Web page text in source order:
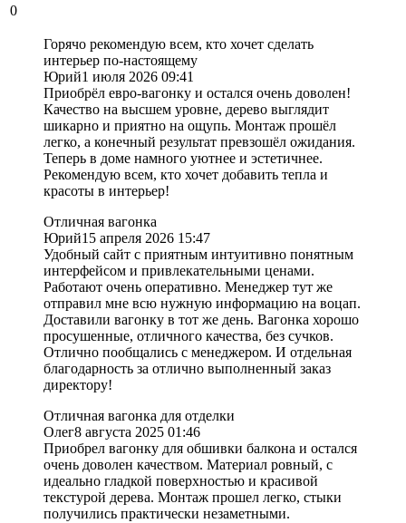
0
Горячо рекомендую всем, кто хочет сделать
интерьер по-настоящему
Юрий1 июля 2026 09:41
Приобрёл евро-вагонку и остался очень доволен!
Качество на высшем уровне, дерево выглядит
шикарно и приятно на ощупь. Монтаж прошёл
легко, а конечный результат превзошёл ожидания.
Теперь в доме намного уютнее и эстетичнее.
Рекомендую всем, кто хочет добавить тепла и
красоты в интерьер!
Отличная вагонка
Юрий15 апреля 2026 15:47
Удобный сайт с приятным интуитивно понятным
интерфейсом и привлекательными ценами.
Работают очень оперативно. Менеджер тут же
отправил мне всю нужную информацию на воцап.
Доставили вагонку в тот же день. Вагонка хорошо
просушенные, отличного качества, без сучков.
Отлично пообщались с менеджером. И отдельная
благодарность за отлично выполненный заказ
директору!
Отличная вагонка для отделки
Олег8 августа 2025 01:46
Приобрел вагонку для обшивки балкона и остался
очень доволен качеством. Материал ровный, с
идеально гладкой поверхностью и красивой
текстурой дерева. Монтаж прошел легко, стыки
получились практически незаметными.